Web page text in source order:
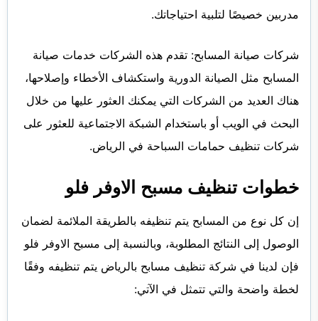
مدربين خصيصًا لتلبية احتياجاتك.
شركات صيانة المسابح: تقدم هذه الشركات خدمات صيانة
المسابح مثل الصيانة الدورية واستكشاف الأخطاء وإصلاحها،
هناك العديد من الشركات التي يمكنك العثور عليها من خلال
البحث في الويب أو باستخدام الشبكة الاجتماعية للعثور على
شركات تنظيف حمامات السباحة في الرياض.
خطوات تنظيف مسبح الاوفر فلو
إن كل نوع من المسابح يتم تنظيفه بالطريقة الملائمة لضمان
الوصول إلى النتائج المطلوبة، وبالنسبة إلى مسبح الاوفر فلو
فإن لدينا في شركة تنظيف مسابح بالرياض يتم تنظيفه وفقًا
لخطة واضحة والتي تتمثل في الآتي: